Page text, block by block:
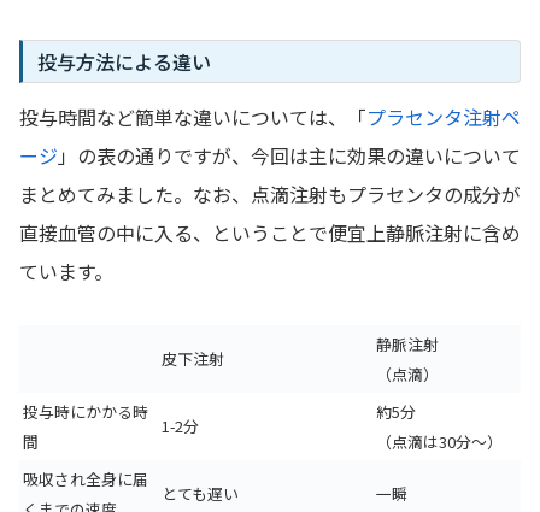
投与方法による違い
投与時間など簡単な違いについては、「プラセンタ注射ペ
ージ 」の表の通りですが、今回は主に効果の違いについて
まとめてみました。なお、点滴注射もプラセンタの成分が
直接血管の中に入る、ということで便宜上静脈注射に含め
ています。
皮下注射
静脈注射
（点滴）
投与時にかかる時
間
1-2分
約5分
（点滴は30分～）
吸収され全身に届
とても遅い 一瞬